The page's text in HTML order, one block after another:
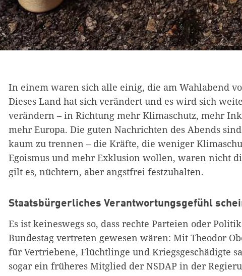
In einem waren sich alle einig, die am Wahlabend
Dieses Land hat sich verändert und es wird sich
verändern – in Richtung mehr Klimaschutz, mehr
mehr Europa. Die guten Nachrichten des Abends
kaum zu trennen – die Kräfte, die weniger
Egoismus und mehr Exklusion wollen, waren nicht
gilt es, nüchtern, aber angstfrei festzuhalten.
Staatsbürgerliches Verantwortungsgefühl
Es ist keineswegs so, dass rechte Parteien oder
Bundestag vertreten gewesen wären: Mit Theodor
für Vertriebene, Flüchtlinge und Kriegsgeschädigte
sogar ein früheres Mitglied der NSDAP in der